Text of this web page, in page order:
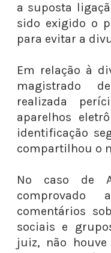
a suposta
sido exigido o
para evitar a
Em relação à
magistrado
realizada
aparelhos
identificação
compartilhou o
No caso de
comentários
sociais e
juiz, não